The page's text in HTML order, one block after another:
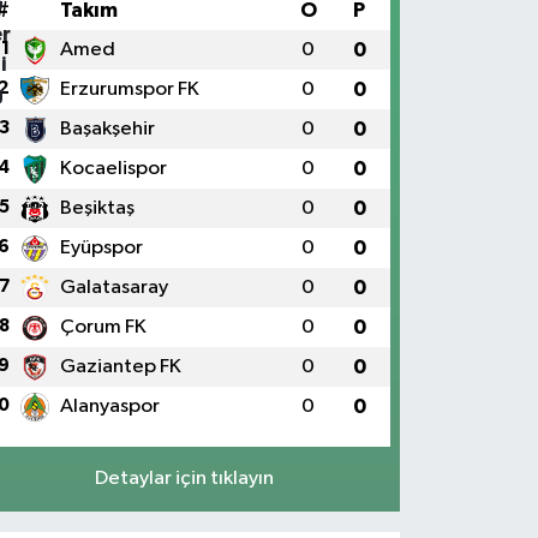
Takım O P
1 Amed 0 0
Erzurumspor FK 0 0
3 Başakşehir 0 0
Kocaelispor 0 0
5 Beşiktaş 0 0
Eyüpspor 0 0
7 Galatasaray 0 0
8 Çorum FK 0 0
Gaziantep FK 0 0
Alanyaspor 0 0
Detaylar için tıklayın